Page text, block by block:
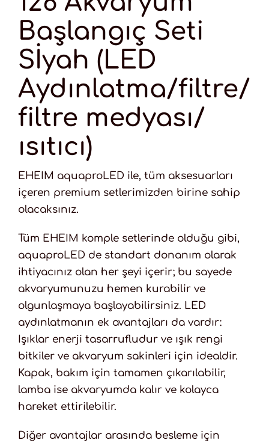
Başlangıç Seti
Sİyah (LED
Aydınlatma/filtre/
filtre medyası/
ısıtıcı)
EHEIM aquaproLED ile, tüm aksesuarları
içeren premium setlerimizden birine sahip
olacaksınız.
Tüm EHEIM komple setlerinde olduğu gibi,
aquaproLED de standart donanım olarak
ihtiyacınız olan her şeyi içerir; bu sayede
akvaryumunuzu hemen kurabilir ve
olgunlaşmaya başlayabilirsiniz. LED
aydınlatmanın ek avantajları da vardır:
Işıklar enerji tasarrufludur ve ışık rengi
bitkiler ve akvaryum sakinleri için idealdir.
Kapak, bakım için tamamen çıkarılabilir,
lamba ise akvaryumda kalır ve kolayca
hareket ettirilebilir.
Diğer avantajlar arasında besleme için